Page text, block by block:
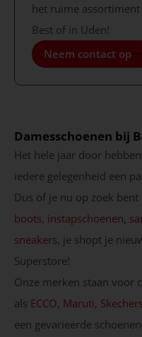
het ruime
Best of in Uden!
Neem contact op
Damesschoenen bij
Het hele jaar door
iedere gelegenheid een
Dus of je nu op zoek bent
boots, instapschoenen,
sneakers, je shopt je
Superstore!
Onze merken staan voor
als ECCO, Maruti, Skechers
een gevarieerde